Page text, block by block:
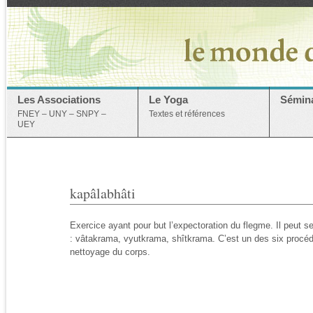
Les Associations
FNEY – UNY – SNPY –
UEY
Le Yoga
Textes et références
kapâlabhâti
Exercice ayant pour but l’expectoration du flegme. Il peut
: vâtakrama, vyutkrama, shîtkrama. C’est un des six
nettoyage du corps.